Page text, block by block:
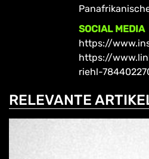
SOCIAL MEDIA
https://
https://
riehl-
RELEVANTE